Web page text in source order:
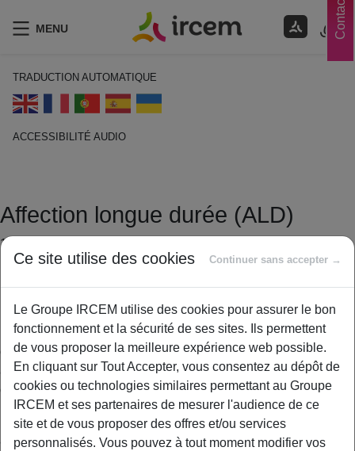
Contacts
MENU
TRADUCTION AUTOMATIQUE
ACCESSIBILITÉ AUDIO
Affection longue durée (ALD)
14 janvier 2021
Byircem
nécessitant un suivi et des soins prolongés. Les dépenses
liées aux soins et traitements nécessaires à cette maladie
ouvrent droit, dans certaines conditions, à une prise en charge
à 100 % de la base de remboursement par l’assurance maladie
obligatoire.
En revanche, les taux de remboursement habituels sont
appliqués aux soins sans rapport avec l’ALD (exemple : 70 %
Ce site utilise des cookies Continuer sans accepter →
Le Groupe IRCEM utilise des cookies pour assurer le bon
fonctionnement et la sécurité de ses sites. Ils permettent
de vous proposer la meilleure expérience web possible.
En cliquant sur Tout Accepter, vous consentez au dépôt de
cookies ou technologies similaires permettant au Groupe
IRCEM et ses partenaires de mesurer l'audience de ce
site et de vous proposer des offres et/ou services
personnalisés. Vous pouvez à tout moment modifier vos